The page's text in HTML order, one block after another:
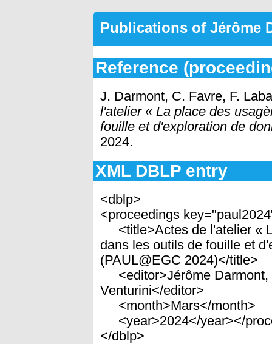
Publications of Jérôme
Reference
J. Darmont, C. Favre, F.
l'atelier « La place des
fouille et d'exploration de
2024.
XML DBLP entry
<dblp>
<proceedings
<title>Actes de l'atelier «
dans les outils de fouille et
(PAUL@EGC 2024)</title>
<editor>Jérôme Darmont,
Venturini</editor>
<month>Mars</month>
<year>2024</year></
</dblp>